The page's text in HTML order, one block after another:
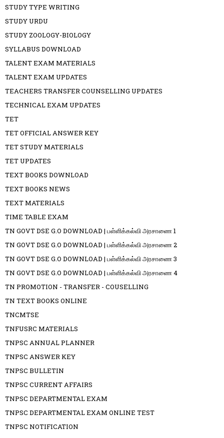
STUDY TYPE WRITING
STUDY URDU
STUDY ZOOLOGY-BIOLOGY
SYLLABUS DOWNLOAD
TALENT EXAM MATERIALS
TALENT EXAM UPDATES
TEACHERS TRANSFER COUNSELLING UPDATES
TECHNICAL EXAM UPDATES
TET
TET OFFICIAL ANSWER KEY
TET STUDY MATERIALS
TET UPDATES
TEXT BOOKS DOWNLOAD
TEXT BOOKS NEWS
TEXT MATERIALS
TIME TABLE EXAM
TN GOVT DSE G.O DOWNLOAD | பள்ளிக்கல்வி அரசாணை 1
TN GOVT DSE G.O DOWNLOAD | பள்ளிக்கல்வி அரசாணை 2
TN GOVT DSE G.O DOWNLOAD | பள்ளிக்கல்வி அரசாணை 3
TN GOVT DSE G.O DOWNLOAD | பள்ளிக்கல்வி அரசாணை 4
TN PROMOTION - TRANSFER - COUSELLING
TN TEXT BOOKS ONLINE
TNCMTSE
TNFUSRC MATERIALS
TNPSC ANNUAL PLANNER
TNPSC ANSWER KEY
TNPSC BULLETIN
TNPSC CURRENT AFFAIRS
TNPSC DEPARTMENTAL EXAM
TNPSC DEPARTMENTAL EXAM ONLINE TEST
TNPSC NOTIFICATION